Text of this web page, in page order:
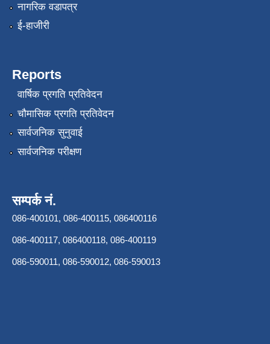
नागरिक वडापत्र
ई-हाजीरी
Reports
वार्षिक प्रगति प्रतिवेदन
चौमासिक प्रगति प्रतिवेदन
सार्वजनिक सुनुवाई
सार्वजनिक परीक्षण
सम्पर्क नं.
086-400101, 086-400115, 086400116
086-400117, 086400118, 086-400119
086-590011, 086-590012, 086-590013